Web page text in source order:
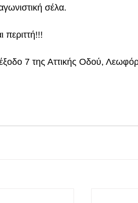
σέλα.
περιττή!!!
7 της Αττικής Οδού,